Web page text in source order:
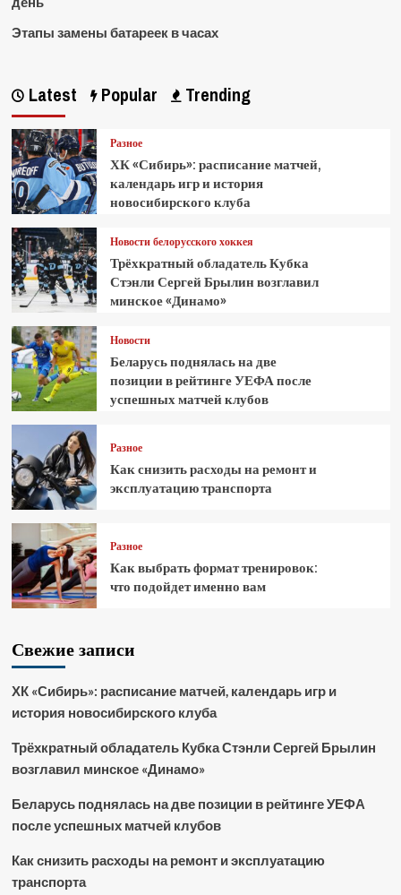
Этапы замены батареек в часах
Latest Popular Trending
Разное
ХК «Сибирь»: расписание матчей,
календарь игр и история
новосибирского клуба
Новости белорусского хоккея
Трёхкратный обладатель Кубка
Стэнли Сергей Брылин возглавил
минское «Динамо»
Новости
Беларусь поднялась на две
позиции в рейтинге УЕФА после
успешных матчей клубов
Разное
Как снизить расходы на ремонт и
эксплуатацию транспорта
Разное
Как выбрать формат тренировок:
что подойдет именно вам
Свежие записи
ХК «Сибирь»: расписание матчей, календарь игр и
история новосибирского клуба
Трёхкратный обладатель Кубка Стэнли Сергей Брылин
возглавил минское «Динамо»
Беларусь поднялась на две позиции в рейтинге УЕФА
после успешных матчей клубов
Как снизить расходы на ремонт и эксплуатацию
транспорта